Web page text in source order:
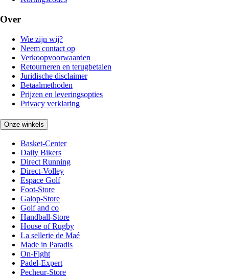
Over
Wie zijn wij?
Neem contact op
Verkoopvoorwaarden
Retourneren en terugbetalen
Juridische disclaimer
Betaalmethoden
Prijzen en leveringsopties
Privacy verklaring
Onze winkels
Basket-Center
Daily Bikers
Direct Running
Direct-Volley
Espace Golf
Foot-Store
Galop-Store
Golf and co
Handball-Store
House of Rugby
La sellerie de Maé
Made in Paradis
On-Fight
Padel-Expert
Pecheur-Store